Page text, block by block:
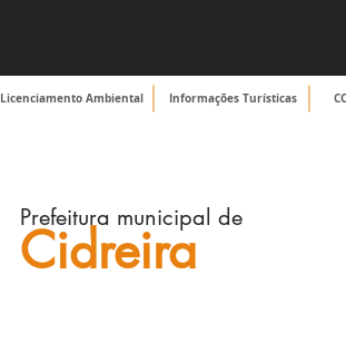
Licenciamento Ambiental Informações Turísticas
Prefeitura municipal de
Cidreira